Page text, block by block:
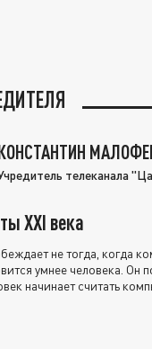
телеканала
XXI века
не тогда, когда
умнее человека. Он
начинает считать